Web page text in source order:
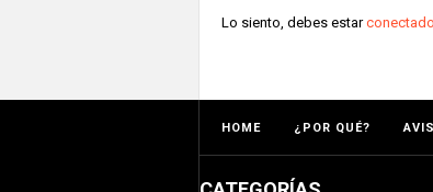
Lo siento, debes estarconectado
HOME ¿POR QUÉ?